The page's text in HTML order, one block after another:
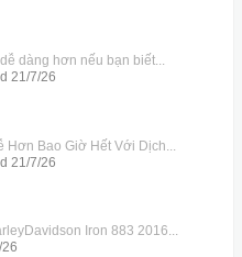
dàng hơn nếu bạn biết...
21/7/26
Bao Giờ Hết Với Dịch...
21/7/26
Iron 883 2016...